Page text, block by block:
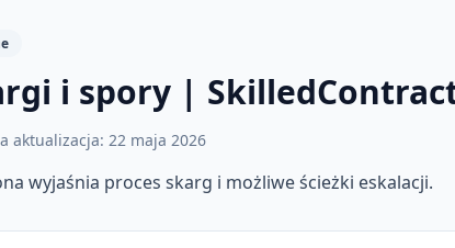
i spory |
aktualizacja: 22 maja 2026
wyjaśnia proces skarg i możliwe ścieżki eskalacji.